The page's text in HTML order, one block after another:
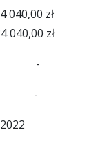
zł
040,00 zł
-